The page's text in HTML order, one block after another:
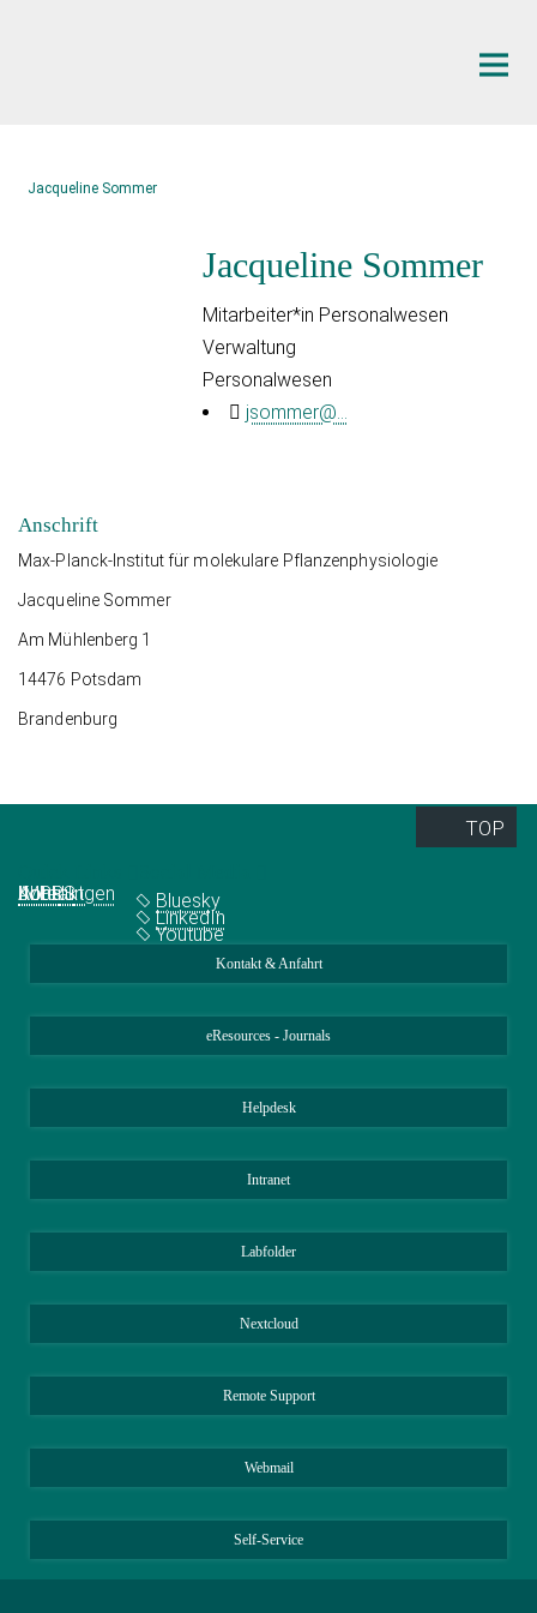
Jacqueline Sommer
Jacqueline Sommer
Mitarbeiter*in Personalwesen
Verwaltung
Personalwesen
jsommer@...
Anschrift
Max-Planck-Institut für molekulare Pflanzenphysiologie
Jacqueline Sommer
Am Mühlenberg 1
14476 Potsdam
Brandenburg
TOP
Abteilungen
IMPRS
Jobs
Kontakt
Bluesky
LinkedIn
Youtube
Kontakt & Anfahrt
eResources - Journals
Helpdesk
Intranet
Labfolder
Nextcloud
Remote Support
Webmail
Self-Service